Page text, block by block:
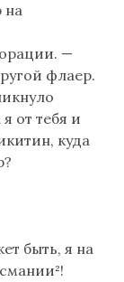
на
—
флаер.
от тебя и
куда
быть, я на